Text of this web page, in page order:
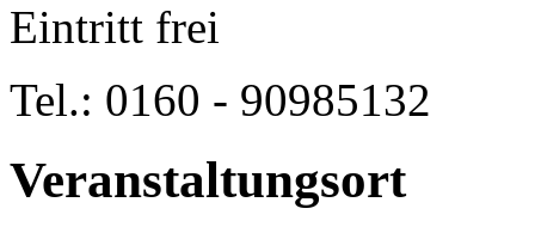
Eintritt frei
Tel.: 0160 - 90985132
Veranstaltungsort